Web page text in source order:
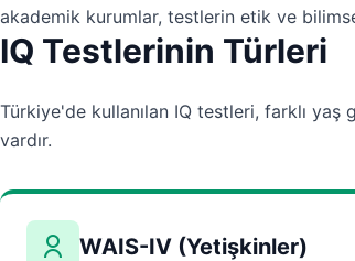
akademik kurumlar, testlerin etik ve
IQ Testlerinin Türleri
Türkiye'de kullanılan IQ testleri, farklı
vardır.
WAIS-IV (Yetişkinler)